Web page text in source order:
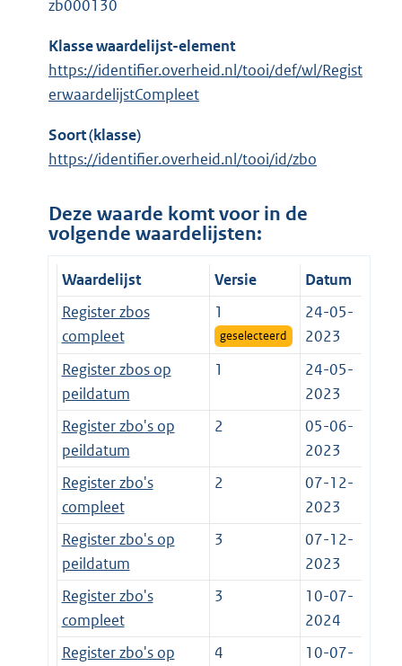
zb000130
Klasse waardelijst-element
https://identifier.overheid.nl/tooi/def/wl/Regist
erwaardelijstCompleet
Soort (klasse)
https://identifier.overheid.nl/tooi/id/zbo
Deze waarde komt voor in de
volgende waardelijsten:
Waardelijst Versie
Datum
Register zbos
compleet
1
geselecteerd
24-05-
2023
Register zbos op
peildatum
1
24-05-
2023
Register zbo's op
peildatum
2
05-06-
2023
Register zbo's
compleet
2
07-12-
2023
Register zbo's op
peildatum
3
07-12-
2023
Register zbo's
compleet
3
10-07-
2024
Register zbo's op
4
10-07-